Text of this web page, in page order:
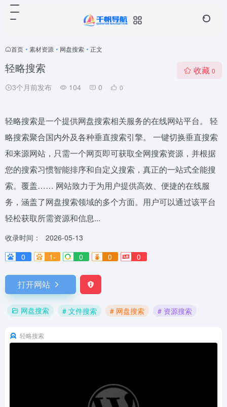
首页 • 素材资源 • 网盘搜索 • 正文
轻略搜索
3个月前发布 104 0 0
收藏 0
轻略搜索是一个提供网盘搜索相关服务的在线网站平台。 轻
略搜索聚合国内外及各种垂直搜索引擎。 一键切换垂直搜索
和来源网站，只需一个网页即可获取全网搜索资源，并根据
您的搜索习惯智能排序和自定义搜索，真正的一站式全能搜
索。覆盖…… 网站致力于为用户提供高效、便捷的在线服
务，涵盖了网盘搜索领域的多个方面。用户可以通过该平台
轻松获取所需资源和信息...
收录时间：
2026-05-13
0
1- 0 0 0
打开网站
网盘搜索 # 文件搜索 # 网盘搜索 # 资源搜索
轻略搜索